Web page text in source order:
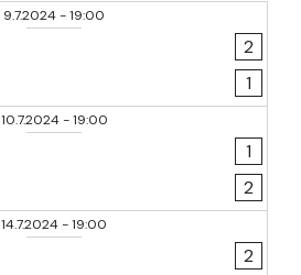
9.7.2024-19:00
2
1
10.7.2024-19:00
1
2
14.7.2024-19:00
2